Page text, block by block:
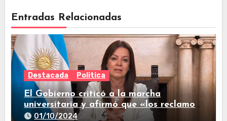
Entradas Relacionadas
Destacada Politica
El Gobierno criticó a la marcha
universitaria y afirmó que «los reclamos
están todos resueltos»
01/10/2024